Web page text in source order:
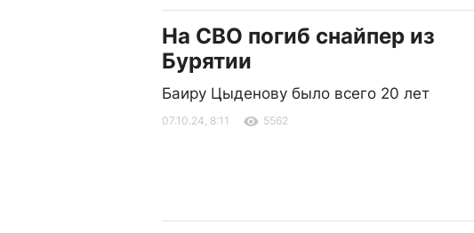
На СВО погиб снайпер из
Бурятии
Баиру Цыденову было всего 20 лет
07.10.24, 8:11 5562